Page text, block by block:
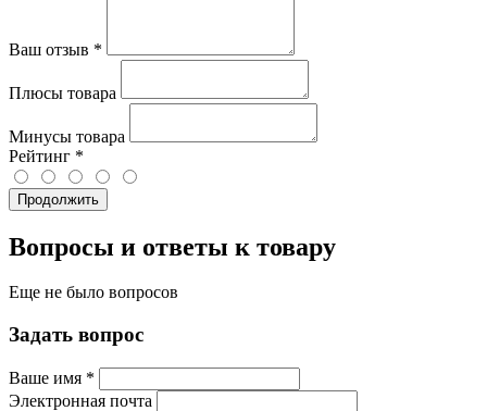
Ваш отзыв *
Плюсы товара
Минусы товара
Рейтинг *
Продолжить
Вопросы и ответы к товару
Еще не было вопросов
Задать вопрос
Ваше имя *
Электронная почта